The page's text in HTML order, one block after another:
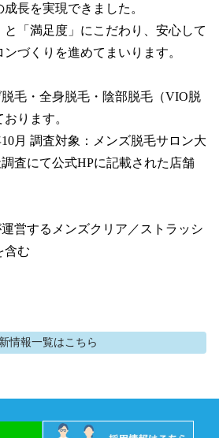
長を実現できました。
「満足度」にこだわり、安心して
づくりを進めてまいります。
毛・全身脱毛・陰部脱毛（VIO脱
ります。
月 調査対象：メンズ脱毛サロン大
査にて公式HPに記載された店舗
営するメンズクリア／ストラッシ
含む
情報一覧はこちら